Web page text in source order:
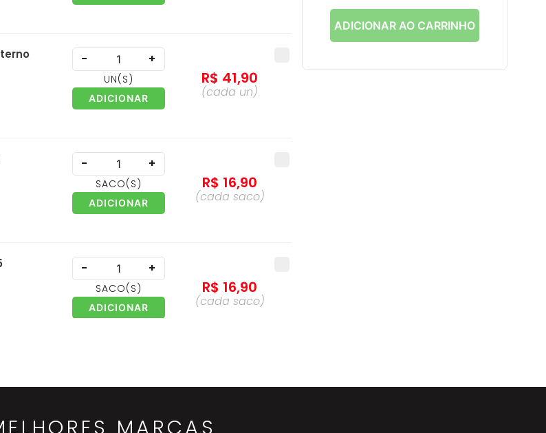
- +
UN(S)
ADICIONAR
R$ 41,90
(cada un)
- +
SACO(S)
ADICIONAR
R$ 16,90
(cada saco)
- +
SACO(S)
ADICIONAR
R$ 16,90
(cada saco)
R$15,90
embalagem
ADICIONAR AO CARRINHO
MARCAS